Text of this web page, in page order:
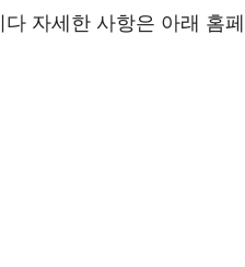
다 자세한 사항은 아래 홈